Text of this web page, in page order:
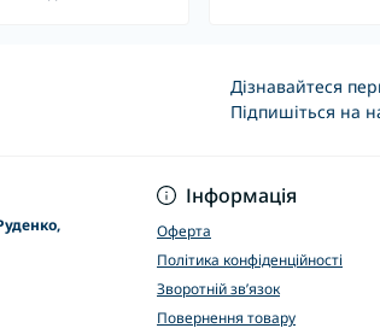
Дізнавайтеся
Підпишіться на
Інформація
Оферта
Політика конфіденційності
Зворотній зв’язок
Повернення товару